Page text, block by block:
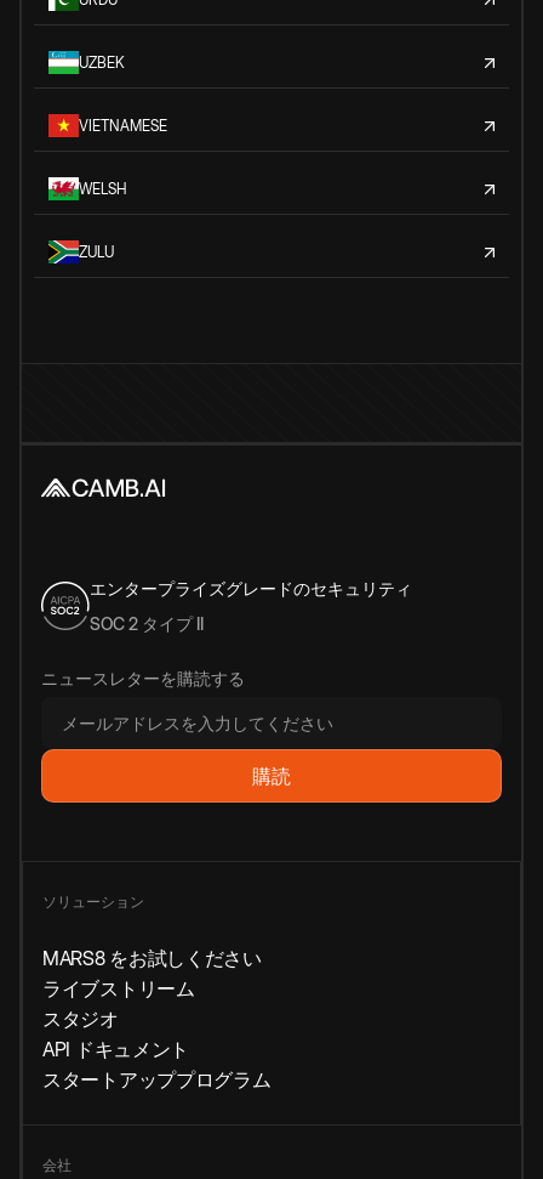
UZBEK
VIETNAMESE
WELSH
ZULU
エンタープライズグレードのセキュリティ
SOC 2 タイプ II
ニュースレターを購読する
ソリューション
MARS8 をお試しください
ライブストリーム
スタジオ
API ドキュメント
スタートアッププログラム
会社